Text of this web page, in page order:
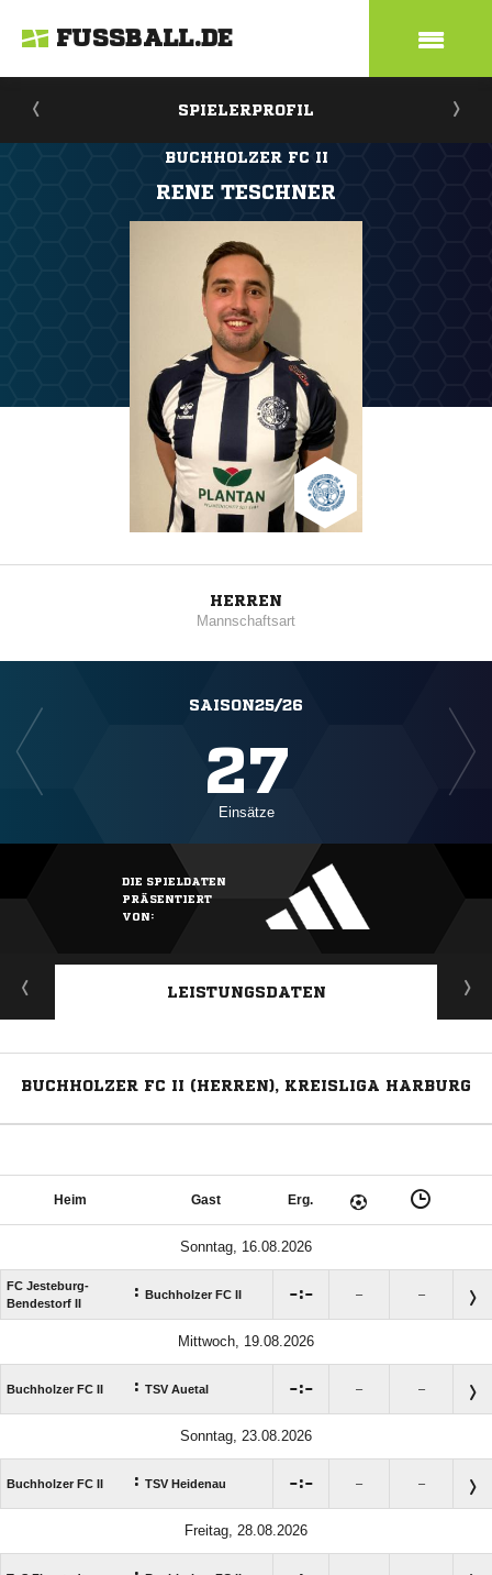
FUSSBALL.DE
SPIELERPROFIL
BUCHHOLZER FC II
RENE TESCHNER
HERREN
Mannschaftsart
SAISON25/26
27
Einsätze
DIE SPIELDATEN
PRÄSENTIERT
VON:
LEISTUNGSDATEN
BUCHHOLZER FC II (HERREN), KREISLIGA HARBURG
Heim Gast Erg.
Sonntag, 16.08.2026
FC Jesteburg-
Bendestorf II
: Buchholzer FC II : – –
Mittwoch, 19.08.2026
Buchholzer FC II : TSV Auetal : – –
Sonntag, 23.08.2026
Buchholzer FC II : TSV Heidenau : – –
Freitag, 28.08.2026